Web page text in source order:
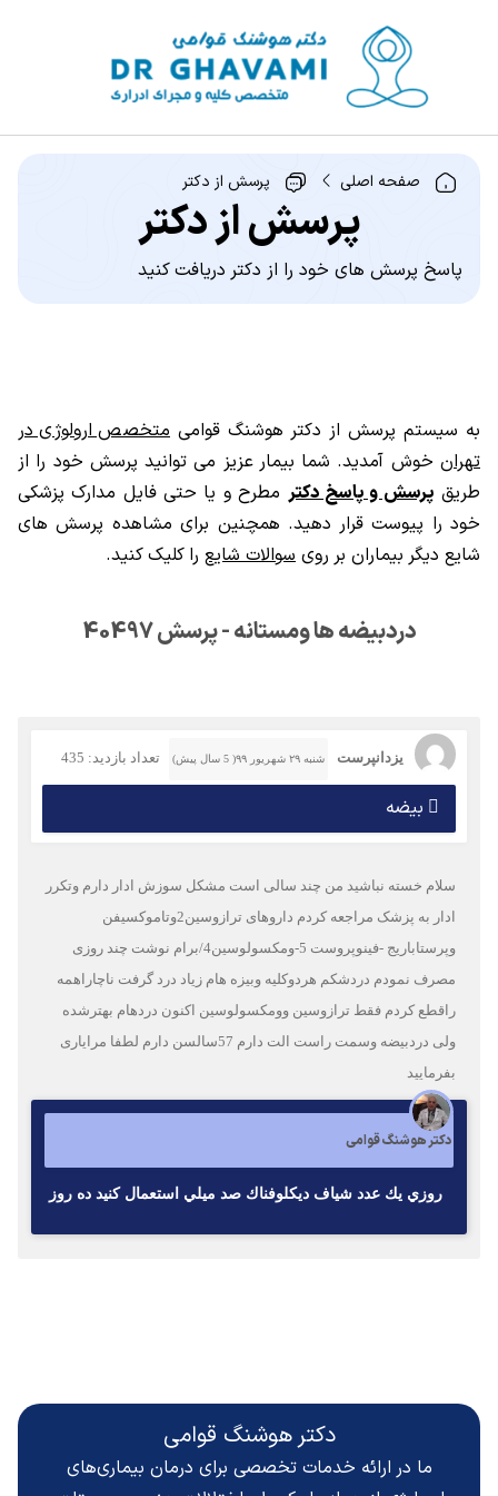
صفحه اصلی پرسش از دکتر
پرسش از دکتر
پاسخ پرسش های خود را از دکتر دریافت کنید
به سیستم پرسش از دکتر هوشنگ قوامی متخصص ارولوژی در
تهران خوش آمدید. شما بیمار عزیز می توانید پرسش خود را از
طریق پرسش و پاسخ دکتر مطرح و یا حتی فایل مدارک پزشکی
خود را پیوست قرار دهید. همچنین برای مشاهده پرسش های
شایع دیگر بیماران بر روی سوالات شایع را کلیک کنید.
دردبیضه ها ومستانه - پرسش 40497
یزدانپرست شنبه ۲۹ شهریور ۹۹( 5 سال پیش) تعداد بازدید: 435
بیضه
سلام خسته نباشید من چند سالی است مشکل سوزش ادار دارم وتکرر
ادار به پزشک مراجعه کردم داروهای ترازوسین2وتاموکسیفن
وپرستاباریج -فینوپروست 5-ومکسولوسین4/برام نوشت چند روزی
مصرف نمودم دردشکم هردوکلیه وبیزه هام زیاد درد گرفت ناچاراهمه
راقطع کردم فقط ترازوسین وومکسولوسین اکنون دردهام بهترشده
ولی دردبیضه وسمت راست الت دارم 57سالسن دارم لطفا مرایاری
بفرمایید
دکتر هوشنگ قوامی
روزي يك عدد شياف ديكلوفناك صد ميلي استعمال كنيد ده روز
دکتر هوشنگ قوامی
ما در ارائه خدمات تخصصی برای درمان بیماری‌های